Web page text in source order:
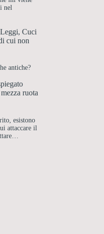
nel
Leggi, Cuci
cui non
antiche?
ruota
esistono
attaccare il